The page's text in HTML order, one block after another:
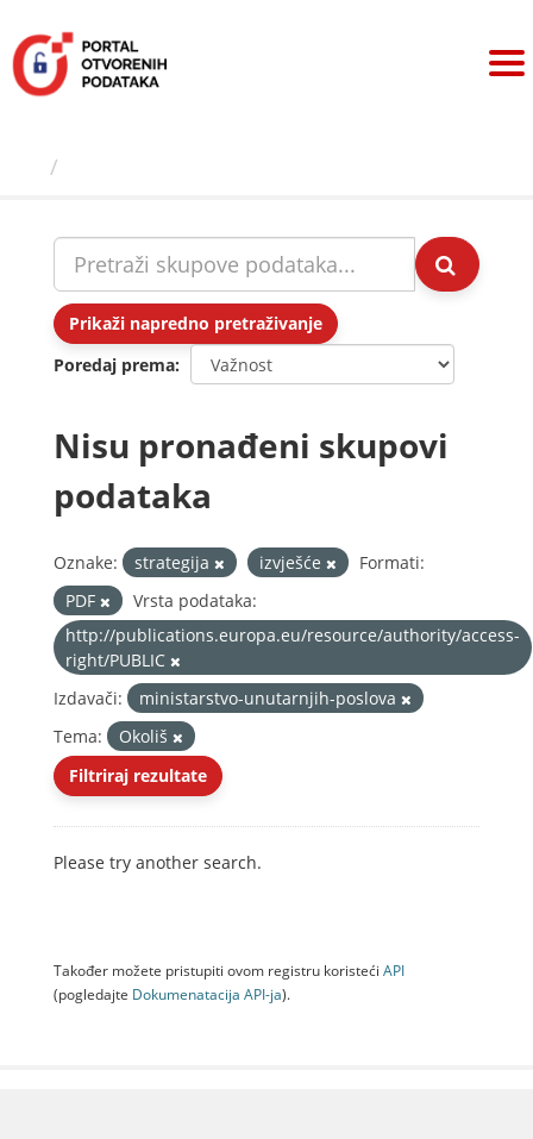
sadržaj
Prikaži napredno pretraživanje
Poredaj prema
Nisu pronađeni skupovi
podataka
Oznake: strategija izvješće
Formati:
PDF
Vrsta podataka:
http://publications.europa.eu/resource/authority/access-
right/PUBLIC
Izdavači:
ministarstvo-unutarnjih-poslova
Tema:
Okoliš
Filtriraj rezultate
Please try another search.
Također možete pristupiti ovom registru koristeći API
(pogledajte Dokumenаtаcijа API-jа).